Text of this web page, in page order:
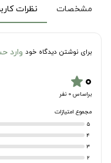
مشخصات نظرات
برای نوشتن دیدگاه خود وارد
۰star
براساس 0 نفر
مجموع امتیازات
5
4
3
2